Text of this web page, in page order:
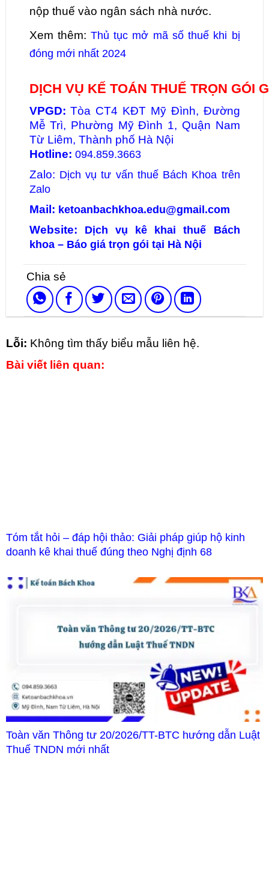
nộp thuế vào ngân sách nhà nước.
Xem thêm: Thủ tục mở mã số thuế khi bị
đóng mới nhất 2024
DỊCH VỤ KẾ TOÁN THUẾ TRỌN GÓI
VPGD:Tòa CT4 KĐT Mỹ Đình, Đường
Mễ Trì, Phường Mỹ Đình 1, Quận Nam
Từ Liêm, Thành phố Hà Nội
Hotline: 094.859.3663
Zalo: Dịch vụ tư vấn thuế Bách Khoa trên
Zalo
Mail: ketoanbachkhoa.edu@gmail.com
Website: Dịch vụ kê khai thuế Bách
khoa – Báo giá trọn gói tại Hà Nội
Lỗi: Không tìm thấy biểu mẫu liên hệ.
Bài viết liên quan:
Tóm tắt hỏi – đáp hội thảo: Giải pháp giúp hộ kinh
doanh kê khai thuế đúng theo Nghị định 68
Toàn văn Thông tư 20/2026/TT-BTC hướng dẫn Luật
Thuế TNDN mới nhất